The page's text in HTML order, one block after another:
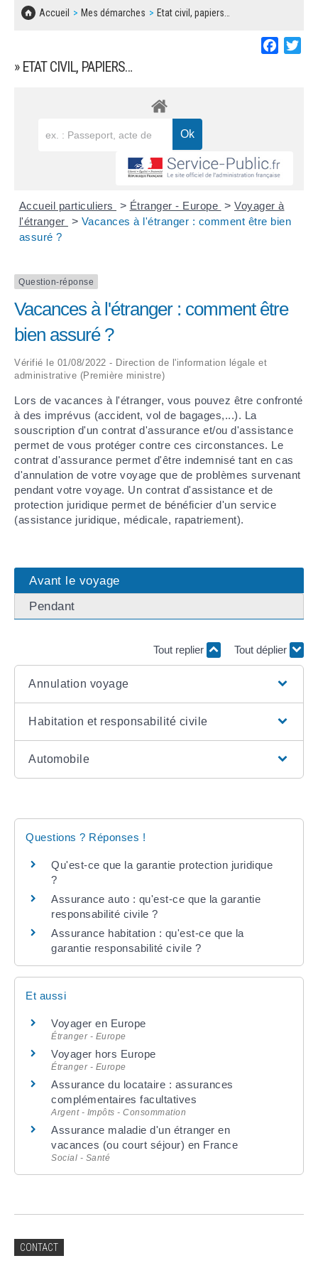
Accueil Mes démarches Etat civil, papiers…
» ETAT CIVIL, PAPIERS…
Accueil particuliers > Étranger - Europe > Voyager à
l'étranger > Vacances à l'étranger : comment être bien
assuré ?
Question-réponse
Vacances à l'étranger : comment être
bien assuré ?
Vérifié le 01/08/2022 - Direction de l'information légale et
administrative (Première ministre)
Lors de vacances à l'étranger, vous pouvez être confronté
à des imprévus (accident, vol de bagages,...). La
souscription d'un contrat d'assurance et/ou d'assistance
permet de vous protéger contre ces circonstances. Le
contrat d'assurance permet d'être indemnisé tant en cas
d'annulation de votre voyage que de problèmes survenant
pendant votre voyage. Un contrat d'assistance et de
protection juridique permet de bénéficier d'un service
(assistance juridique, médicale, rapatriement).
Avant le voyage
Pendant
Tout replier Tout déplier
Annulation voyage
Habitation et responsabilité civile
Automobile
Questions ? Réponses !
Qu'est-ce que la garantie protection juridique
?
Assurance auto : qu'est-ce que la garantie
responsabilité civile ?
Assurance habitation : qu'est-ce que la
garantie responsabilité civile ?
Et aussi
Voyager en Europe
Étranger - Europe
Voyager hors Europe
Étranger - Europe
Assurance du locataire : assurances
complémentaires facultatives
Argent - Impôts - Consommation
Assurance maladie d'un étranger en
vacances (ou court séjour) en France
Social - Santé
CONTACT
CONCERTATIONS PUBLIQUES
SOLIDARITÉ, LOGEMENT
SÉNIORS
DECHETS
BESOIN D'UNE AIDE ?
LES ASSOCIATIONS
MARCHÉS PUBLICS
DOCUMENT D'INFORMATION COMMUNAL
REGLEMENT LOCAL DE PUBLICITÉ
DECLARATION DE DEMARCHAGE
DOSSIER DE DEMANDE DE SUBVENTION
DEMANDE DE PRÊT DE MATERIEL
FICHE D'ORGANISATION MANIFESTATION
PLAN D'ACTION MUNICIPAL
DÉLIBÉRATIONS